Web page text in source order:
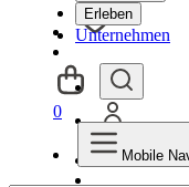
Erleben
Unternehmen
0
Mobile